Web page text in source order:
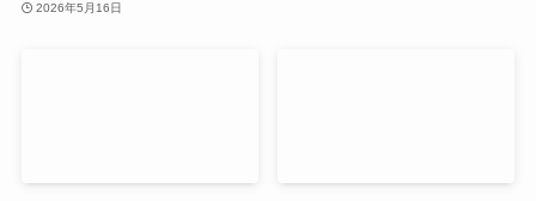
2026年5月16日